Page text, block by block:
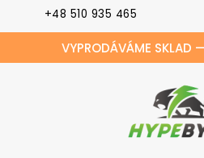
+48 510 935 465
VYPRODÁVÁME SKLAD